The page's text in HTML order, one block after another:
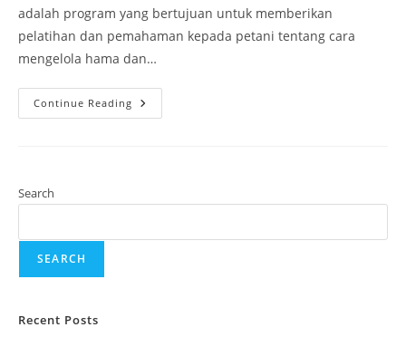
adalah program yang bertujuan untuk memberikan
pelatihan dan pemahaman kepada petani tentang cara
mengelola hama dan…
Continue Reading
Search
SEARCH
Recent Posts